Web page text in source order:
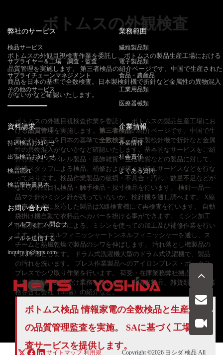
ボトムスの外観検査
ボトムスの外観目視検査作業を委託し、ボトムスの製品生産工場における
品質管理を実施します。 第三者検品の紹介ページです。中国で生産された
商品を日本の基準で全数検査。日本製検針機で折針など金属性の異物混入
がないかなど確認いたします。
ボトムスの外観目視検査作業を委託し、ボトムスの製品生産工場にお
ける品質管理 を実施します。 第三者検品の紹介ページです。中国で生
産された商品を日本の基準で全数検査。日本製検針機で折針など金属
性の異物混入がないかなど確認いたします。基本的なサービスをご紹
介します。アパレル製品・服飾雑貨・生活雑貨などの製品に対して、
熟練スタッフによる検品、補修および様々な加工サービスなどを行な
っております。検品作業製品の破損・不具合・汚れ・数量不足などが
ないか外観目視検品・触手検品・採寸検品を行います。 検針一品一
品マチ針やミシン針が残っていないか、検針機を通し調べます。 X線
検査検針機に反応した製品はX線検査機にて再検査を行います。 自動
袋掛け機自動で衣料品へカバーを掛ける事ができます。 ミシン加工
作業熟練スタッフによる、ミシンを使っての加工及び補修作業を行い
ます。 トンネルフィニッシャートンネルフィニッシャーを通し、ス
チームと熱風乾燥で製品のシワを伸ばします。 汚れ落とし機製品の
汚れを落とします。 ドラム式洗濯機大型のドラム式洗濯機で、製品
の汚れを洗います。 プレス作業製品へのアイロンプレス・ボックス
プレスでシワ取り作業を行います。 荷受・在庫業務弊社拠点にして
お客様の製品の荷受け業務を致します。中国衣料品、雑貨類の検品業
務を含む会社（工場）の紹介など。
ボトムス検品 情報家電の全数検品と生産現場
の品質管理監査を実施。 SAに基づく 工場監
査サービスを提供します。
弊社のサービス
検品サービス
サプライヤー＆工場 調査・監査
サプライチェーンマネジメント
その他のサービス
業務範囲
繊維製品類
電子製品類
食品・農産品
工業用品類
医療器械類
資料請求
持込検品お知らせ
出張検品お知らせ
検品流れ
検品報告書見本
企業情報
企業情報
社会責任
よくある質問
お問い合わせ
メールフォーム問合せ
メールを送信する
inquiry.jp@hqts.com
お電話でのお問い合わせ
050-5840-2657
サイトマップ 利用規 Copyright ©2026 ヨシダ 検品 All